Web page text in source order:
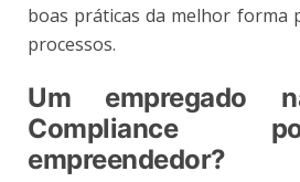
boas práticas da melhor forma
processos.
Um empregado
Compliance
empreendedor?